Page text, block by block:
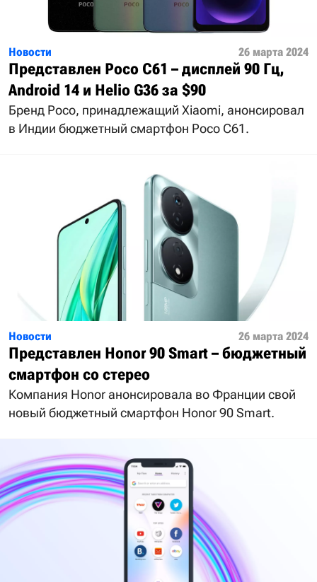
Новости 26 марта 2024
Представлен Poco C61 – дисплей 90 Гц,
Android 14 и Helio G36 за $90
Бренд Poco, принадлежащий Xiaomi, анонсировал
в Индии бюджетный смартфон Poco C61.
Новости 26 марта 2024
Представлен Honor 90 Smart – бюджетный
смартфон со стерео
Компания Honor анонсировала во Франции свой
новый бюджетный смартфон Honor 90 Smart.